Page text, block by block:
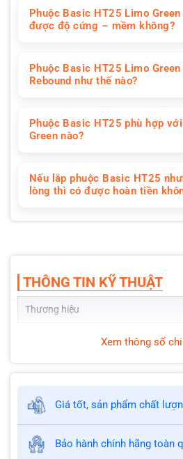
Phuộc Basic HT25 Limo
được độ cứng – mềm không?
Phuộc Basic HT25 Limo
Rebound như thế nào?
Phuộc Basic HT25 phù hợp
Green nào?
Nếu lắp phuộc Basic HT25
lòng thì có được hoàn tiền
THÔNG TIN KỸ THUẬT
Thương hiệu
Xem thông số
Giá tốt, sản phẩm chất
Bảo hành chính hãng toàn